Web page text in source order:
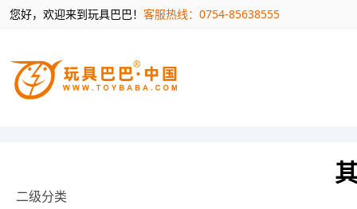
您好，欢迎来到玩具巴巴！ 客服热线：0754-85638555
二级分类